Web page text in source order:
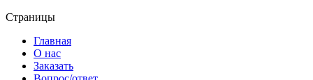
Страницы
Главная
О нас
Заказать